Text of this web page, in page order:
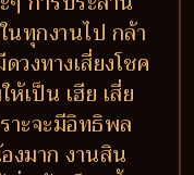
ทุกงานไป กล้า
วงทางเสี่ยงโชค
เป็น เฮีย เสี่ย
าะจะมีอิทธิพล
งมาก งานสิน